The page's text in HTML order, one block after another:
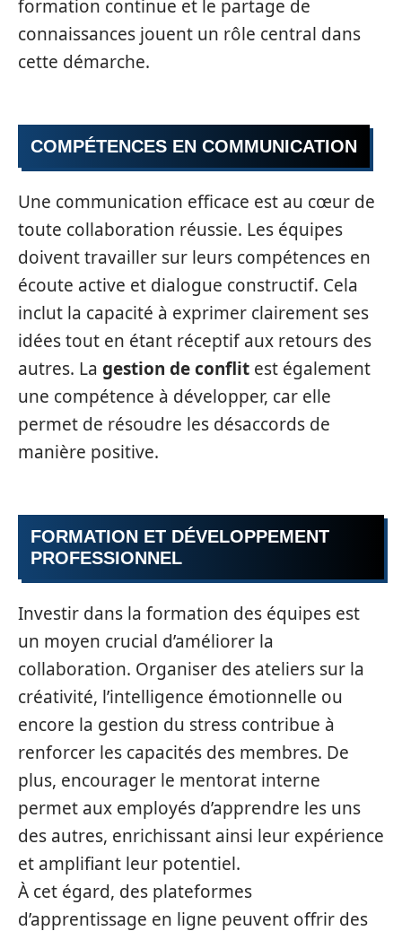
formation continue et le partage de
connaissances jouent un rôle central dans
cette démarche.
COMPÉTENCES EN COMMUNICATION
Une communication efficace est au cœur de
toute collaboration réussie. Les équipes
doivent travailler sur leurs compétences en
écoute active et dialogue constructif. Cela
inclut la capacité à exprimer clairement ses
idées tout en étant réceptif aux retours des
autres. La gestion de conflit est également
une compétence à développer, car elle
permet de résoudre les désaccords de
manière positive.
FORMATION ET DÉVELOPPEMENT
PROFESSIONNEL
Investir dans la formation des équipes est
un moyen crucial d’améliorer la
collaboration. Organiser des ateliers sur la
créativité, l’intelligence émotionnelle ou
encore la gestion du stress contribue à
renforcer les capacités des membres. De
plus, encourager le mentorat interne
permet aux employés d’apprendre les uns
des autres, enrichissant ainsi leur expérience
et amplifiant leur potentiel.
À cet égard, des plateformes
d’apprentissage en ligne peuvent offrir des